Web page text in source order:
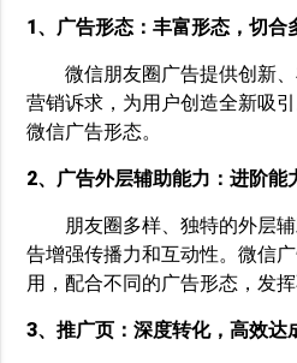
1、广告形态：丰富形态，切合
微信朋友圈广告提供创新
营销诉求，为用户创造全新吸
微信广告形态。
2、广告外层辅助能力：进阶能
朋友圈多样、独特的外层
告增强传播力和互动性。微信
用，配合不同的广告形态，发挥
3、推广页：深度转化，高效达